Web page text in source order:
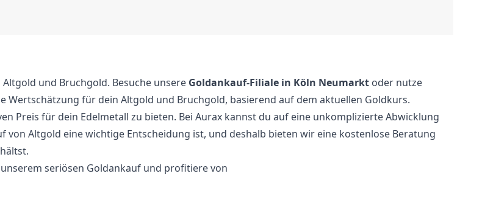
und Bruchgold. Besuche unsere Goldankauf-Filiale in Köln Neumarkt oder nutze
Wertschätzung für dein Altgold und Bruchgold, basierend auf dem aktuellen Goldkurs.
Preis für dein Edelmetall zu bieten. Bei Aurax kannst du auf eine unkomplizierte Abwicklung
von Altgold eine wichtige Entscheidung ist, und deshalb bieten wir eine kostenlose Beratung
seriösen Goldankauf und profitiere von